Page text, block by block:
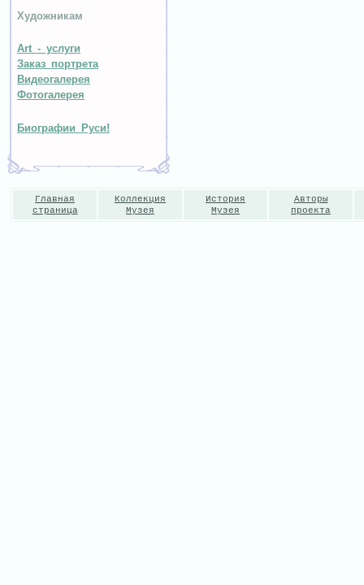
Художникам
Art - услуги
Заказ портрета
Видеогалерея
Фотогалерея
Биографии Руси!
Главная
страница
Коллекция
Музея
История
Музея
Авторы
проекта